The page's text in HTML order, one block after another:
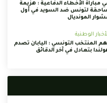
مباراة الأخطاء الدفاعية : هزيمة
لتونس ضد السويد في أول
المونديال
الوطنية
المنتخب التونسي : اليابان تصدم
بتعادل في آخر الدقائق